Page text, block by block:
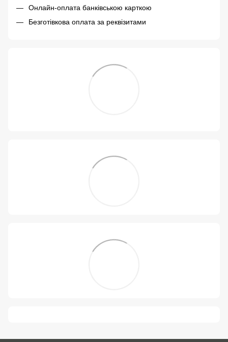
Онлайн-оплата банківською карткою
Безготівкова оплата за реквізитами